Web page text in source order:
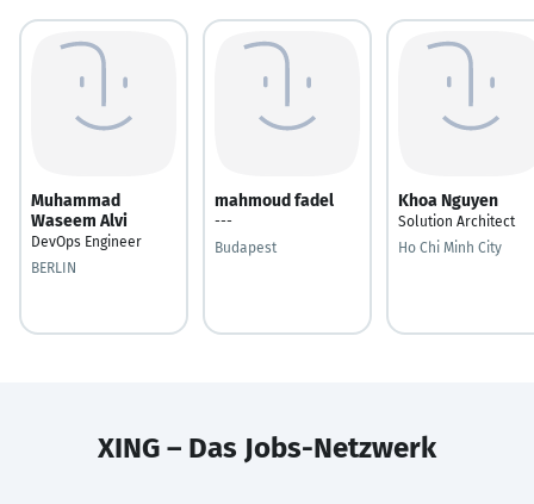
Muhammad
Waseem Alvi
DevOps Engineer
BERLIN
mahmoud fadel
---
Budapest
Khoa Nguyen
Solution Architect
Ho Chi Minh City
XING – Das Jobs-Netzwerk